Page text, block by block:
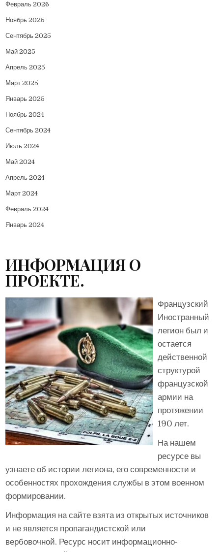
Февраль 2026
Ноябрь 2025
Сентябрь 2025
Май 2025
Апрель 2025
Март 2025
Январь 2025
Ноябрь 2024
Сентябрь 2024
Июль 2024
Май 2024
Апрель 2024
Март 2024
Февраль 2024
Январь 2024
ИНФОРМАЦИЯ О
ПРОЕКТЕ.
Французский
Иностранный
легион был и
остается
действенной
структурой
французской
армии на
протяжении
190 лет.
На нашем
ресурсе вы
узнаете об истории легиона, его современности и
особенностях прохождения службы в этом военном
формировании.
Информация на сайте взята из открытых источников
и не является пропагандистской или
вербовочной. Ресурс носит информационно-